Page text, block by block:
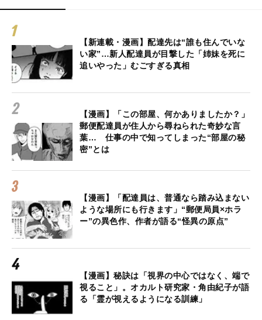
【新連載・漫画】配達先は“誰も住んでいな
い家”…新人配達員が目撃した「姉妹を死に
追いやった」むごすぎる真相
【漫画】「この部屋、何かありましたか？」
郵便配達員が住人から尋ねられた奇妙な言
葉… 仕事の中で知ってしまった“部屋の秘
密”とは
【漫画】「配達員は、普通なら踏み込まない
ような場所にも行きます」“郵便局員×ホラ
ー”の異色作、作者が語る“怪異の原点”
【漫画】秘訣は「視界の中心ではなく、端で
視ること」。オカルト研究家・角由紀子が語
る「霊が視えるようになる訓練」